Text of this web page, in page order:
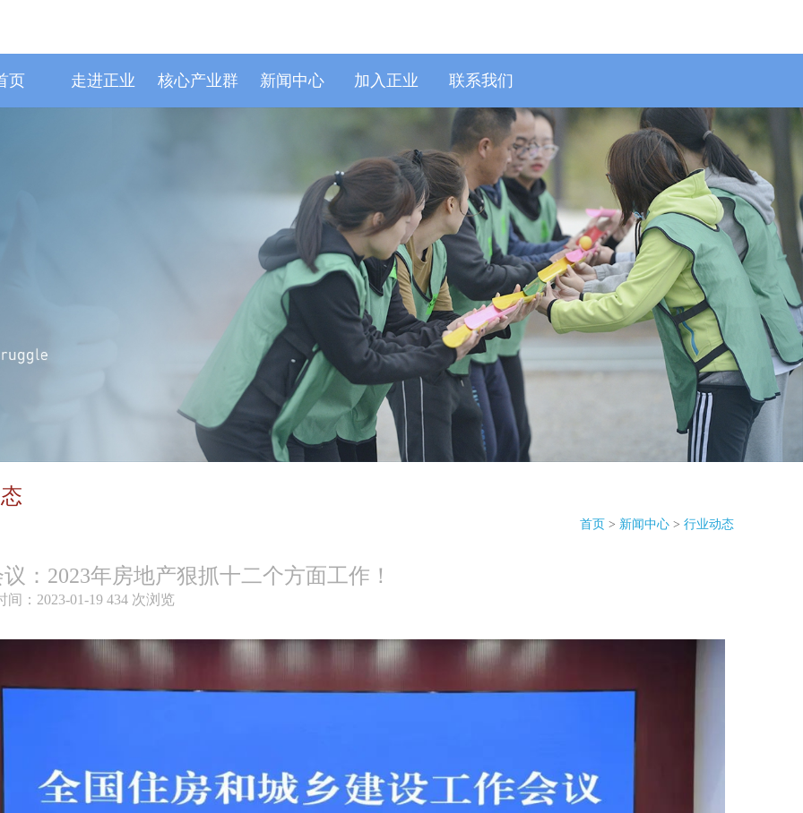
页 走进正业 核心产业群 新闻中心 加入正业 联系我们
首页 > 新闻中心 > 行业动态
：2023年房地产狠抓十二个方面工作！
间：2023-01-19 434 次浏览